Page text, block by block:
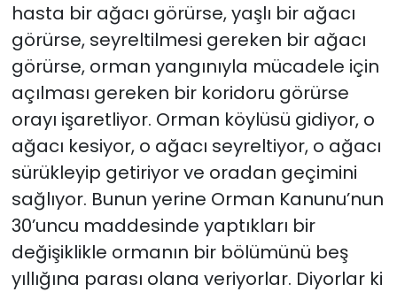
hasta bir ağacı görürse, yaşlı bir ağacı
görürse, seyreltilmesi gereken bir ağacı
görürse, orman yangınıyla mücadele için
açılması gereken bir koridoru görürse
orayı işaretliyor. Orman köylüsü gidiyor, o
ağacı kesiyor, o ağacı seyreltiyor, o ağacı
sürükleyip getiriyor ve oradan geçimini
sağlıyor. Bunun yerine Orman Kanunu’nun
30’uncu maddesinde yaptıkları bir
değişiklikle ormanın bir bölümünü beş
yıllığına parası olana veriyorlar. Diyorlar ki